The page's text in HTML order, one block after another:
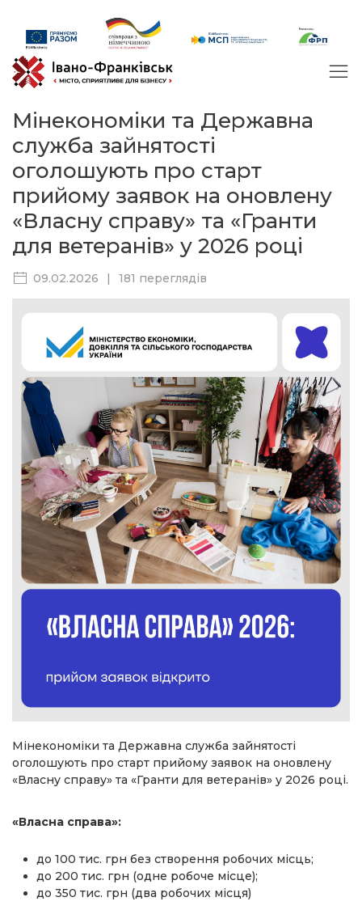
Мінекономіки та Державна
служба зайнятості
оголошують про старт
прийому заявок на оновлену
«Власну справу» та «Гранти
для ветеранів» у 2026 році
09.02.2026 | 181 переглядів
Мінекономіки та Державна служба зайнятості
оголошують про старт прийому заявок на оновлену
«Власну справу» та «Гранти для ветеранів» у 2026 році.
«Власна справа»:
до 100 тис. грн без створення робочих місць;
до 200 тис. грн (одне робоче місце);
до 350 тис. грн (два робочих місця)